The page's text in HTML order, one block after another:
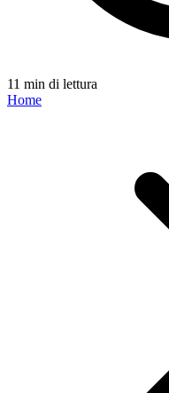
11 min di lettura
Home